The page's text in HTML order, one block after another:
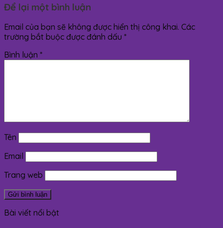
Để lại một bình luận
Email của bạn sẽ không được hiển thị công khai. Các
trường bắt buộc được đánh dấu *
Bình luận *
Tên
Email
Trang web
Bài viết nổi bật